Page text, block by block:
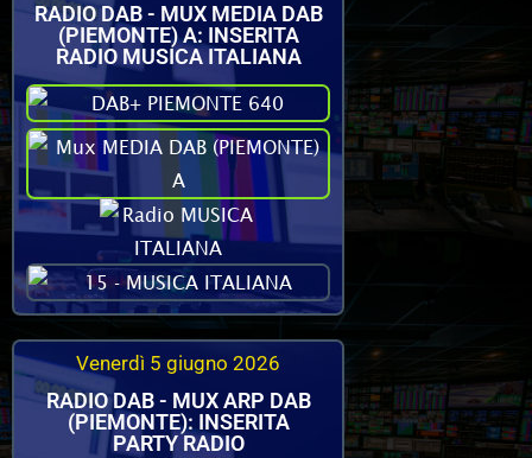
RADIO DAB - MUX MEDIA DAB
(PIEMONTE) A: INSERITA
RADIO MUSICA ITALIANA
Venerdì 5 giugno 2026
RADIO DAB - MUX ARP DAB
(PIEMONTE): INSERITA
PARTY RADIO